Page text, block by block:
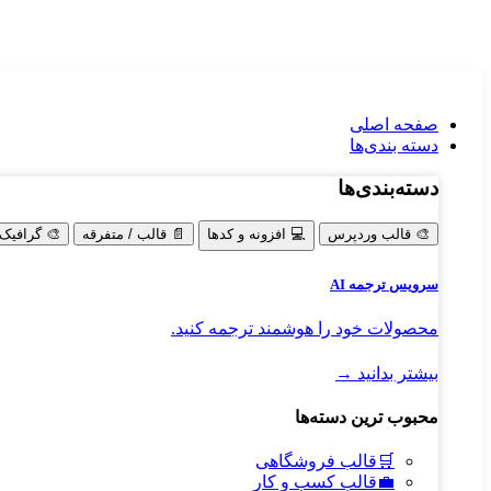
صفحه اصلی
دسته‌ بندی‌ها
دسته‌بندی‌ها
🎨 قالب وردپرس 💻 افزونه و کدها 📄 قالب / متفرقه 🎨
سرویس ترجمه AI
محصولات خود را هوشمند ترجمه کنید.
بیشتر بدانید →
محبوب ترین دسته‌ها
🛒 قالب فروشگاهی
💼قالب کسب و کار